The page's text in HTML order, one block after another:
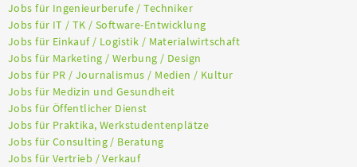
Jobs für Ingenieurberufe / Techniker
Jobs für IT / TK / Software-Entwicklung
Jobs für Einkauf / Logistik / Materialwirtschaft
Jobs für Marketing / Werbung / Design
Jobs für PR / Journalismus / Medien / Kultur
Jobs für Medizin und Gesundheit
Jobs für Öffentlicher Dienst
Jobs für Praktika, Werkstudentenplätze
Jobs für Consulting / Beratung
Jobs für Vertrieb / Verkauf